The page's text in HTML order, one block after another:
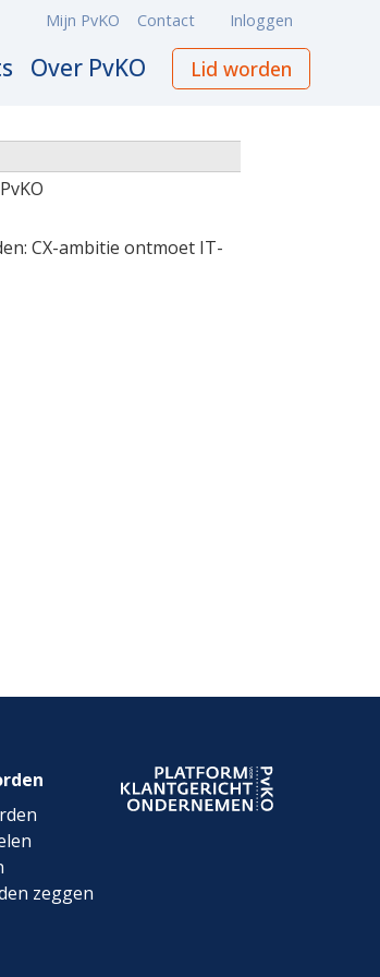
Over PvKO Lid worden
Meta
Mijn PvKO Contact Inloggen
CX-ambitie ontmoet IT-
zeggen